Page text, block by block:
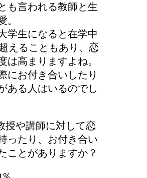
エビ水槽の掃除の仕方
！
顔にできた脂肪の粒は何
者？原因と対策
詳しく知りたい！イギリ
ス式の食事マナー
も言われる教師と生
。
学生になると在学中
えることもあり、恋
は高まりますよね。
にお付き合いしたり
ある人はいるのでし
授や講師に対して恋
ったり、お付き合い
ことがありますか？